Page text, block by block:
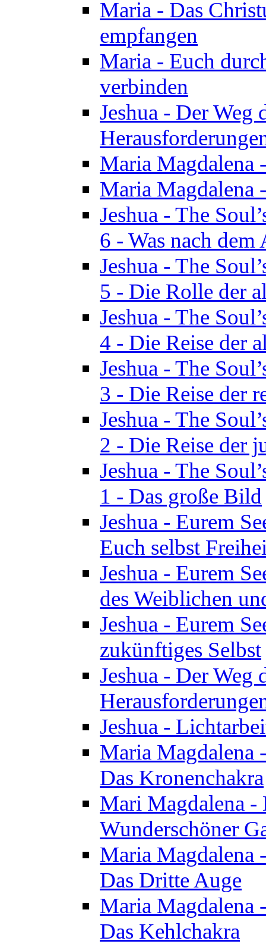
Maria - Das
empfangen
Maria - Euch
verbinden
Jeshua - Der Weg
Maria Magdalena
Maria Magdalena
Jeshua - The
6 - Was nach
Jeshua - The
5 - Die Rolle der
Jeshua - The
4 - Die Reise der
Jeshua - The
3 - Die Reise der
Jeshua - The
2 - Die Reise der
Jeshua - The
1 - Das große Bild
Jeshua - Eurem
Euch selbst
Jeshua - Eurem
des Weiblichen
Jeshua - Eurem
zukünftiges Selbst
Jeshua - Der Weg
Jeshua -
Maria Magdalena
Das Kronenchakra
Mari Magdalena -
Wunderschöner
Maria Magdalena
Das Dritte Auge
Maria Magdalena
Das Kehlchakra